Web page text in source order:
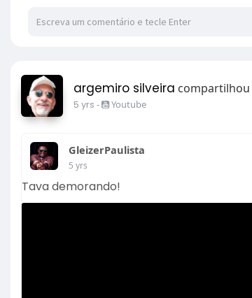
argemiro silveira compartilhou
5 yrs - Youtube
GleizerPaulista
5 yrs
Tava demorando!